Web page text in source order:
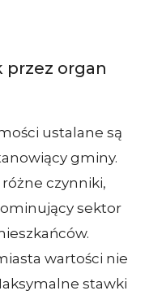
przez organ
ustalane są
gminy.
czynniki,
sektor
wartości nie
stawki